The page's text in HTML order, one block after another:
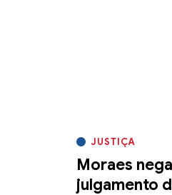
JUSTIÇA
Moraes
julgamento